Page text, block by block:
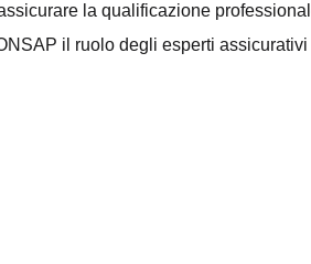
la qualificazione
il ruolo degli esperti assicurativi